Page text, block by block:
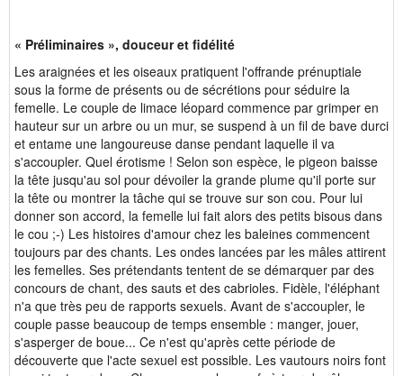
« Préliminaires », douceur et fidélité
Les araignées et les oiseaux pratiquent l'offrande prénuptiale
sous la forme de présents ou de sécrétions pour séduire la
femelle. Le couple de limace léopard commence par grimper en
hauteur sur un arbre ou un mur, se suspend à un fil de bave durci
et entame une langoureuse danse pendant laquelle il va
s'accoupler. Quel érotisme ! Selon son espèce, le pigeon baisse
la tête jusqu'au sol pour dévoiler la grande plume qu'il porte sur
la tête ou montrer la tâche qui se trouve sur son cou. Pour lui
donner son accord, la femelle lui fait alors des petits bisous dans
le cou ;-) Les histoires d'amour chez les baleines commencent
toujours par des chants. Les ondes lancées par les mâles attirent
les femelles. Ses prétendants tentent de se démarquer par des
concours de chant, des sauts et des cabrioles. Fidèle, l'éléphant
n'a que très peu de rapports sexuels. Avant de s'accoupler, le
couple passe beaucoup de temps ensemble : manger, jouer,
s'asperger de boue... Ce n'est qu'après cette période de
découverte que l'acte sexuel est possible. Les vautours noirs font